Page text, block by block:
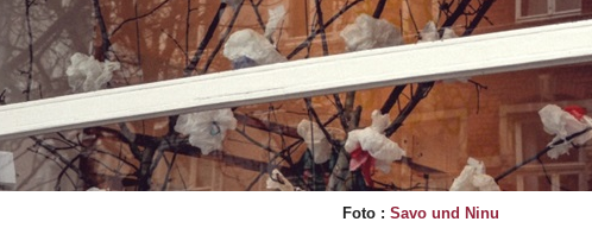
Foto : Savo und Ninu